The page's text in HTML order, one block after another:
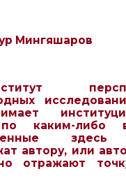
Мингяшаров
каким-либо
здесь
автору, или
отражают